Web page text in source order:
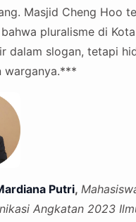
Masjid Cheng Hoo
pluralisme di
dalam slogan, tetapi
warganya.***
Putri,
Angkatan 2023